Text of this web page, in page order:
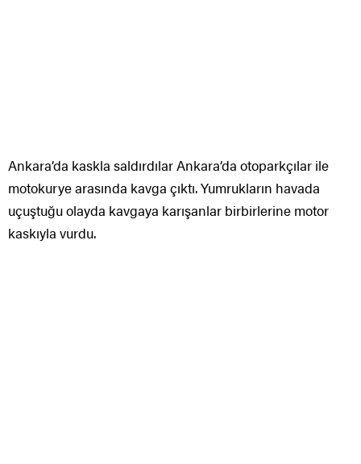
Ankara’da kaskla saldırdılar Ankara’da otoparkçılar ile
motokurye arasında kavga çıktı. Yumrukların havada
uçuştuğu olayda kavgaya karışanlar birbirlerine motor
kaskıyla vurdu.